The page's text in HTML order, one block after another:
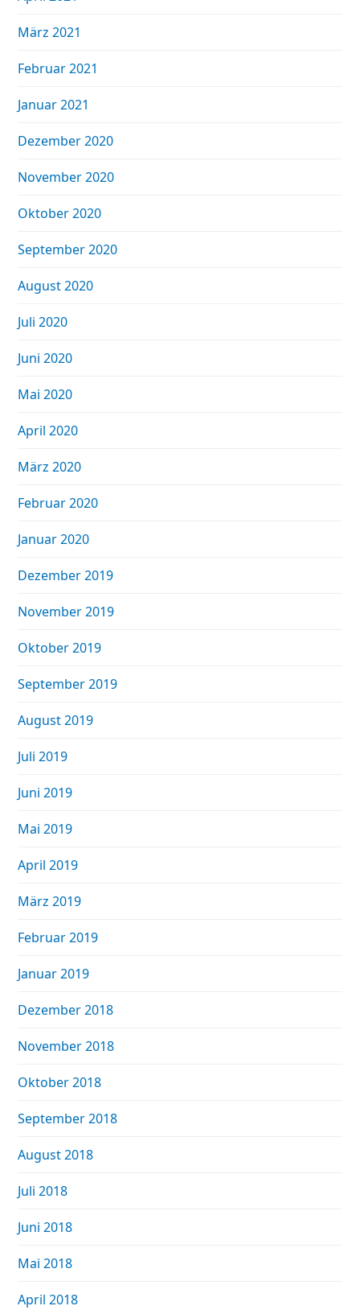
März 2021
Februar 2021
Januar 2021
Dezember 2020
November 2020
Oktober 2020
September 2020
August 2020
Juli 2020
Juni 2020
Mai 2020
April 2020
März 2020
Februar 2020
Januar 2020
Dezember 2019
November 2019
Oktober 2019
September 2019
August 2019
Juli 2019
Juni 2019
Mai 2019
April 2019
März 2019
Februar 2019
Januar 2019
Dezember 2018
November 2018
Oktober 2018
September 2018
August 2018
Juli 2018
Juni 2018
Mai 2018
April 2018